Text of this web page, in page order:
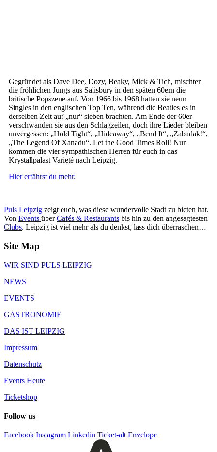
Gegründet als Dave Dee, Dozy, Beaky, Mick & Tich, mischten
die fröhlichen Jungs aus Salisbury in den späten 60ern die
britische Popszene auf. Von 1966 bis 1968 hatten sie neun
Singles in den englischen Top Ten, während die Beatles es in
derselben Zeit auf „nur“ sieben brachten. Am Ende der 60er
verschwanden sie aus den Schlagzeilen, doch ihre Lieder bleiben
unvergessen: „Hold Tight“, „Hideaway“, „Bend It“, „Zabadak!“,
„The Legend Of Xanadu“. Let the Good Times Roll! Nun
kommen die vier sympathischen Herren für euch in das
Krystallpalast Varieté nach Leipzig.
Hier erfährst du mehr.
Puls Leipzig zeigt euch, was diese wundervolle Stadt zu bieten hat.
Von Events überCafés & Restaurants bis hin zu den angesagtesten
Clubs. Leipzig ist viel mehr als du denkst, lass dich überraschen…
Site Map
WIR SIND PULS LEIPZIG
NEWS
EVENTS
GASTRONOMIE
DAS IST LEIPZIG
Impressum
Datenschutz
Events Heute
Ticketshop
Follow us
Facebook Instagram Linkedin Ticket-alt Envelope